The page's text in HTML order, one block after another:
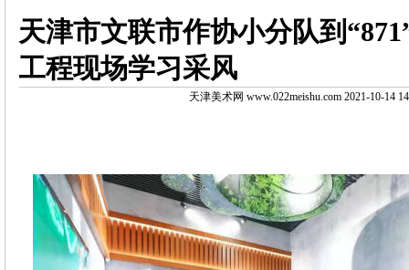
天津市文联市作协小分队到
工程现场学习采风
天津美术网 www.022meishu.com 2021-10-14